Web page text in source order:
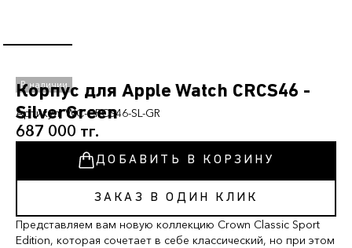
Корпус для Apple Watch CRCS46 -
SilverGreen
Артикул:WC-CRCS46-SL-GR
687 000 тг.
ДОБАВИТЬ В КОРЗИНУ
ЗАКАЗ В ОДИН КЛИК
Представляем вам новую коллекцию Crown Classic Sport
Edition, которая сочетает в себе классический, но при этом